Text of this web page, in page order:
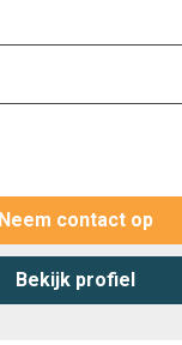
Neem contact op
Bekijk profiel